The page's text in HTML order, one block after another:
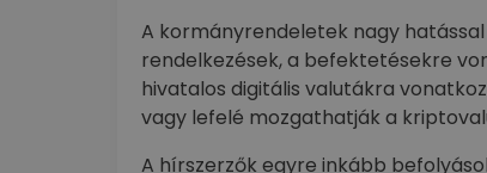
A kormányrendeletek nagy
rendelkezések, a befektetésekre
hivatalos digitális valutákra
vagy lefelé mozgathatják a
A hírszerzők egyre inkább